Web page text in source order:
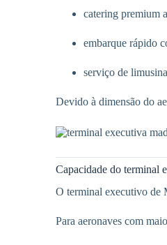
catering premium
embarque rápido
serviço de limusina
Devido à dimensão do
Capacidade do terminal
O terminal executivo de
Para aeronaves com